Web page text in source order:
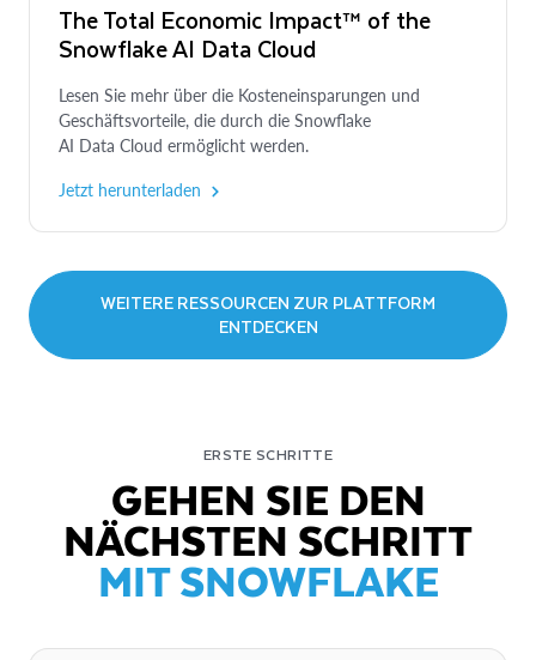
The Total Economic Impact™ of the
Snowflake AI Data Cloud
Lesen Sie mehr über die Kosteneinsparungen und
Geschäftsvorteile, die durch die Snowflake
AI Data Cloud ermöglicht werden.
Jetzt herunterladen
WEITERE RESSOURCEN ZUR PLATTFORM
ENTDECKEN
ERSTE SCHRITTE
GEHEN SIE DEN
NÄCHSTEN SCHRITT
MIT SNOWFLAKE